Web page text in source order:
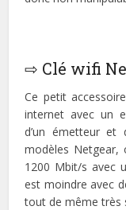
⇨ Clé wifi
Ce petit
internet avec un
d’un émetteur et
modèles Netgear,
1200 Mbit/s avec
est moindre avec
tout de même très